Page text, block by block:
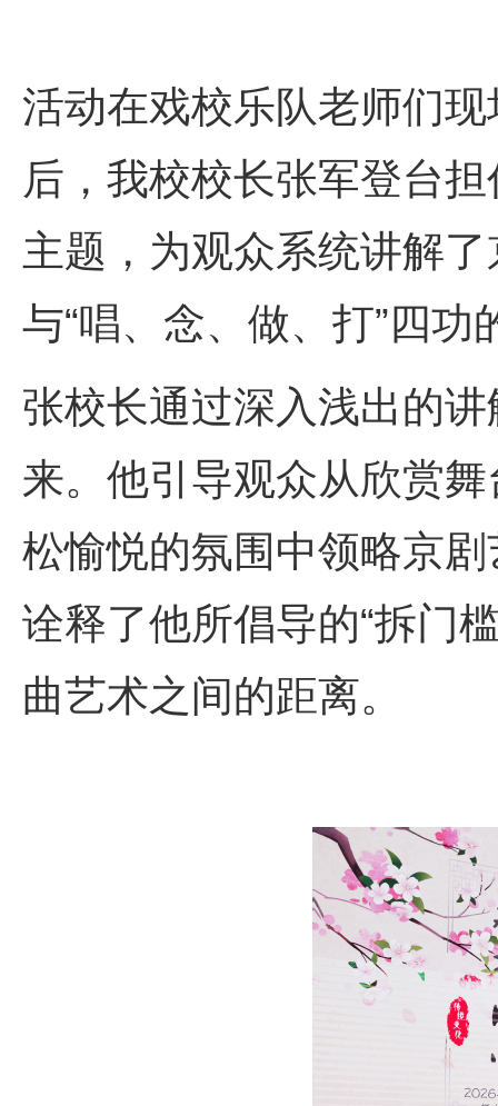
活动在戏校乐队老师们
后，我校校长张军登台
主题，为观众系统讲解
与“唱、念、做、打”四功
张校长通过深入浅出的
来。他引导观众从欣赏
松愉悦的氛围中领略京
诠释了他所倡导的“拆门
曲艺术之间的距离。